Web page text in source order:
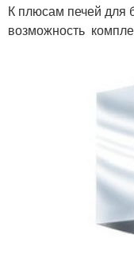
К плюсам печей для
возможность